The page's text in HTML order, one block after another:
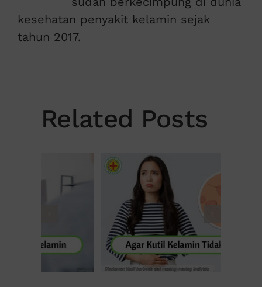
kesehatan penyakit kelamin sejak
tahun 2017.
Related Posts